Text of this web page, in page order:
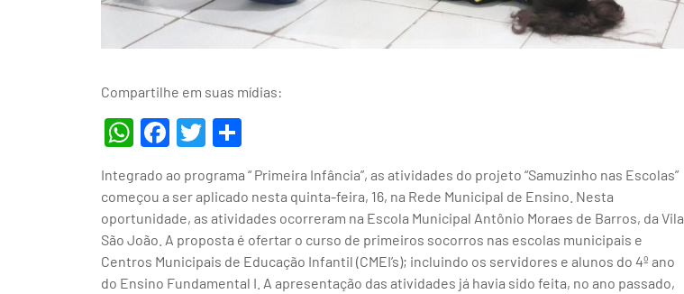
Compartilhe em suas mídias:
WhatsApp
Facebook
Twitter
Integrado ao programa “ Primeira Infância”, as atividades do projeto “Samuzinho nas Escolas”
começou a ser aplicado nesta quinta-feira, 16, na Rede Municipal de Ensino. Nesta
oportunidade, as atividades ocorreram na Escola Municipal Antônio Moraes de Barros, da Vila
São João. A proposta é ofertar o curso de primeiros socorros nas escolas municipais e
Centros Municipais de Educação Infantil (CMEI’s); incluindo os servidores e alunos do 4º ano
do Ensino Fundamental I. A apresentação das atividades já havia sido feita, no ano passado,